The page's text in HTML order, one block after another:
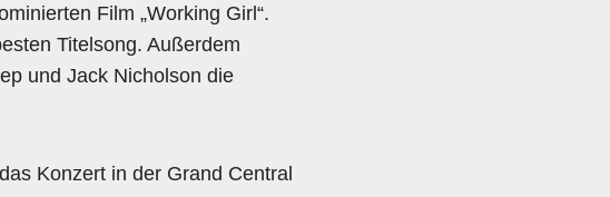
Film „Working Girl“.
Titelsong. Außerdem
und Jack Nicholson die
Konzert in der Grand Central